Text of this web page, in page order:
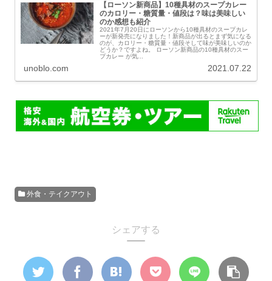
【ローソン新商品】10種具材のスープカレー
のカロリー・糖質量・値段は？味は美味しい
のか感想も紹介
2021年7月20日にローソンから10種具材のスープカレ
ーが新発売になりました！新商品が出るとまず気になる
のが、カロリー・糖質量・値段そして味が美味しいのか
どうか？ですよね。 ローソン新商品の10種具材のスー
プカレー が気...
unoblo.com 2021.07.22
外食・テイクアウト
シェアする